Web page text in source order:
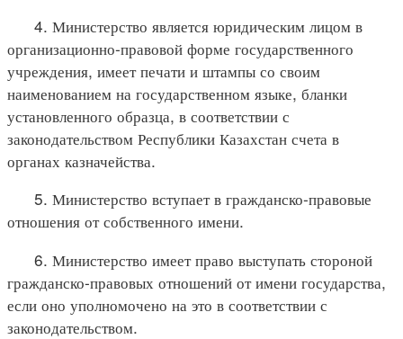
4. Министерство является юридическим лицом в
организационно-правовой форме государственного
учреждения, имеет печати и штампы со своим
наименованием на государственном языке, бланки
установленного образца, в соответствии с
законодательством Республики Казахстан счета в
органах казначейства.
5. Министерство вступает в гражданско-правовые
отношения от собственного имени.
6. Министерство имеет право выступать стороной
гражданско-правовых отношений от имени государства,
если оно уполномочено на это в соответствии с
законодательством.